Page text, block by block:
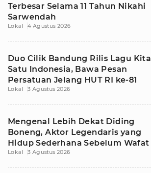
Terbesar Selama 11 Tahun Nikahi
Sarwendah
Lokal 4 Agustus 2026
Duo Cilik Bandung Rilis Lagu Kita
Satu Indonesia, Bawa Pesan
Persatuan Jelang HUT RI ke-81
Lokal 3 Agustus 2026
Mengenal Lebih Dekat Diding
Boneng, Aktor Legendaris yang
Hidup Sederhana Sebelum Wafat
Lokal 3 Agustus 2026